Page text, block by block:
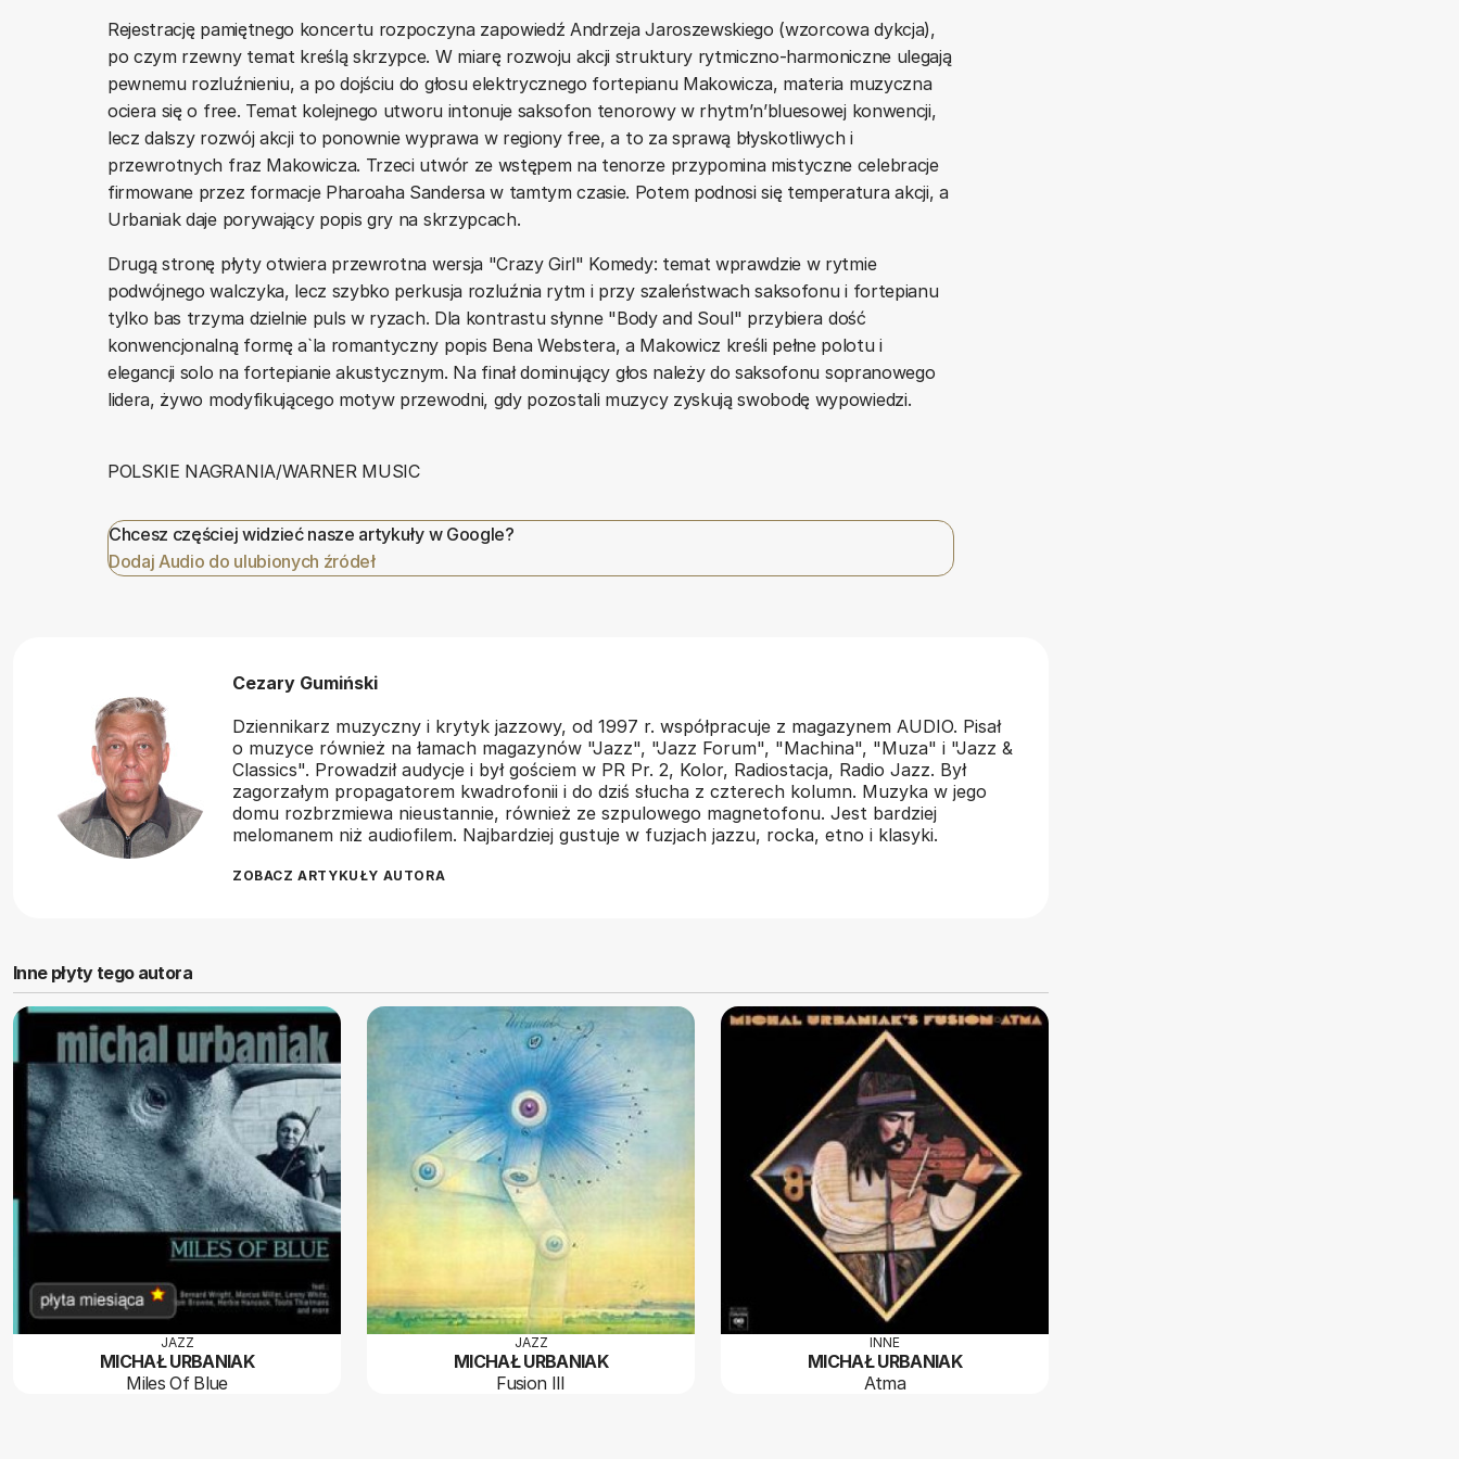
Rejestrację pamiętnego koncertu rozpoczyna zapowiedź Andrzeja Jaroszewskiego (wzorcowa dykcja),
po czym rzewny temat kreślą skrzypce. W miarę rozwoju akcji struktury rytmiczno-harmoniczne ulegają
pewnemu rozluźnieniu, a po dojściu do głosu elektrycznego fortepianu Makowicza, materia muzyczna
ociera się o free. Temat kolejnego utworu intonuje saksofon tenorowy w rhytm’n’bluesowej konwencji,
lecz dalszy rozwój akcji to ponownie wyprawa w regiony free, a to za sprawą błyskotliwych i
przewrotnych fraz Makowicza. Trzeci utwór ze wstępem na tenorze przypomina mistyczne celebracje
firmowane przez formacje Pharoaha Sandersa w tamtym czasie. Potem podnosi się temperatura akcji, a
Urbaniak daje porywający popis gry na skrzypcach.
Drugą stronę płyty otwiera przewrotna wersja "Crazy Girl" Komedy: temat wprawdzie w rytmie
podwójnego walczyka, lecz szybko perkusja rozluźnia rytm i przy szaleństwach saksofonu i fortepianu
tylko bas trzyma dzielnie puls w ryzach. Dla kontrastu słynne "Body and Soul" przybiera dość
konwencjonalną formę a`la romantyczny popis Bena Webstera, a Makowicz kreśli pełne polotu i
elegancji solo na fortepianie akustycznym. Na finał dominujący głos należy do saksofonu sopranowego
lidera, żywo modyfikującego motyw przewodni, gdy pozostali muzycy zyskują swobodę wypowiedzi.
POLSKIE NAGRANIA/WARNER MUSIC
Chcesz częściej widzieć nasze artykuły w Google?
Dodaj Audio do ulubionych źródeł
Cezary Gumiński
Dziennikarz muzyczny i krytyk jazzowy, od 1997 r. współpracuje z magazynem AUDIO. Pisał
o muzyce również na łamach magazynów "Jazz", "Jazz Forum", "Machina", "Muza" i "Jazz &
Classics". Prowadził audycje i był gościem w PR Pr. 2, Kolor, Radiostacja, Radio Jazz. Był
zagorzałym propagatorem kwadrofonii i do dziś słucha z czterech kolumn. Muzyka w jego
domu rozbrzmiewa nieustannie, również ze szpulowego magnetofonu. Jest bardziej
melomanem niż audiofilem. Najbardziej gustuje w fuzjach jazzu, rocka, etno i klasyki.
ZOBACZ ARTYKUŁY AUTORA
Inne płyty tego autora
JAZZ
MICHAŁ URBANIAK
Miles Of Blue
JAZZ
MICHAŁ URBANIAK
Fusion III
INNE
MICHAŁ URBANIAK
Atma